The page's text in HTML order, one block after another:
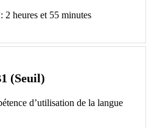
2 heures et 55 minutes
(Seuil)
d’utilisation de la langue